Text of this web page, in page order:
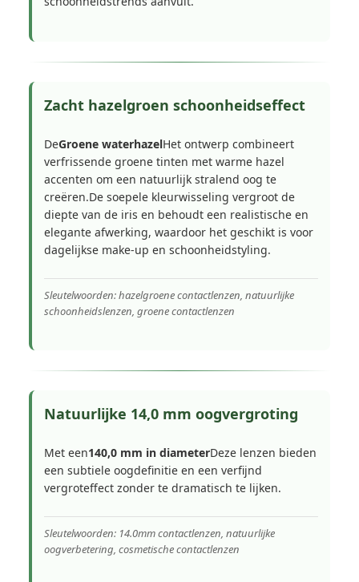
Zacht hazelgroen schoonheidseffect
DeGroene waterhazelHet ontwerp combineert
verfrissende groene tinten met warme hazel
accenten om een natuurlijk stralend oog te
creëren.De soepele kleurwisseling vergroot de
diepte van de iris en behoudt een realistische en
elegante afwerking, waardoor het geschikt is voor
dagelijkse make-up en schoonheidstyling.
Sleutelwoorden: hazelgroene contactlenzen, natuurlijke
schoonheidslenzen, groene contactlenzen
Natuurlijke 14,0 mm oogvergroting
Met een140,0 mm in diameterDeze lenzen bieden
een subtiele oogdefinitie en een verfijnd
vergroteffect zonder te dramatisch te lijken.
Sleutelwoorden: 14.0mm contactlenzen, natuurlijke
oogverbetering, cosmetische contactlenzen